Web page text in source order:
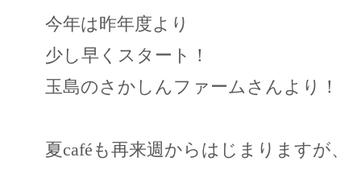
今年は昨年度より
少し早くスタート！
玉島のさかしんファームさんより！
夏caféも再来週からはじまりますが、